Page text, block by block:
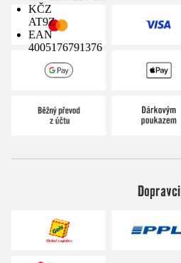
KČZ
AT9Z
EAN
4005176791376
Dopravci